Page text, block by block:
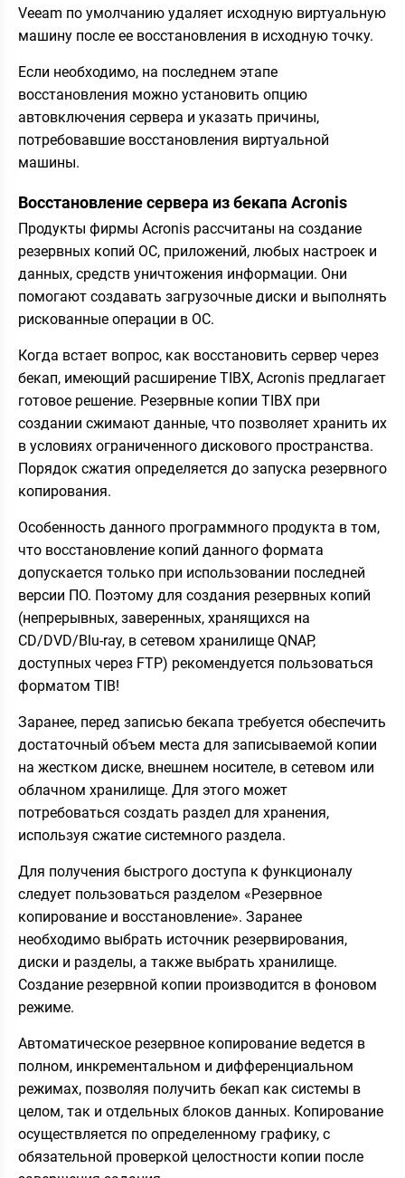
Veeam по умолчанию удаляет исходную виртуальную
машину после ее восстановления в исходную точку.
Если необходимо, на последнем этапе
восстановления можно установить опцию
автовключения сервера и указать причины,
потребовавшие восстановления виртуальной
машины.
Восстановление сервера из бекапа Acronis
Продукты фирмы Acronis рассчитаны на создание
резервных копий ОС, приложений, любых настроек и
данных, средств уничтожения информации. Они
помогают создавать загрузочные диски и выполнять
рискованные операции в ОС.
Когда встает вопрос, как восстановить сервер через
бекап, имеющий расширение TIBX, Acronis предлагает
готовое решение. Резервные копии TIBX при
создании сжимают данные, что позволяет хранить их
в условиях ограниченного дискового пространства.
Порядок сжатия определяется до запуска резервного
копирования.
Особенность данного программного продукта в том,
что восстановление копий данного формата
допускается только при использовании последней
версии ПО. Поэтому для создания резервных копий
(непрерывных, заверенных, хранящихся на
CD/DVD/Blu-ray, в сетевом хранилище QNAP,
доступных через FTP) рекомендуется пользоваться
форматом TIB!
Заранее, перед записью бекапа требуется обеспечить
достаточный объем места для записываемой копии
на жестком диске, внешнем носителе, в сетевом или
облачном хранилище. Для этого может
потребоваться создать раздел для хранения,
используя сжатие системного раздела.
Для получения быстрого доступа к функционалу
следует пользоваться разделом «Резервное
копирование и восстановление». Заранее
необходимо выбрать источник резервирования,
диски и разделы, а также выбрать хранилище.
Создание резервной копии производится в фоновом
режиме.
Автоматическое резервное копирование ведется в
полном, инкрементальном и дифференциальном
режимах, позволяя получить бекап как системы в
целом, так и отдельных блоков данных. Копирование
осуществляется по определенному графику, с
обязательной проверкой целостности копии после